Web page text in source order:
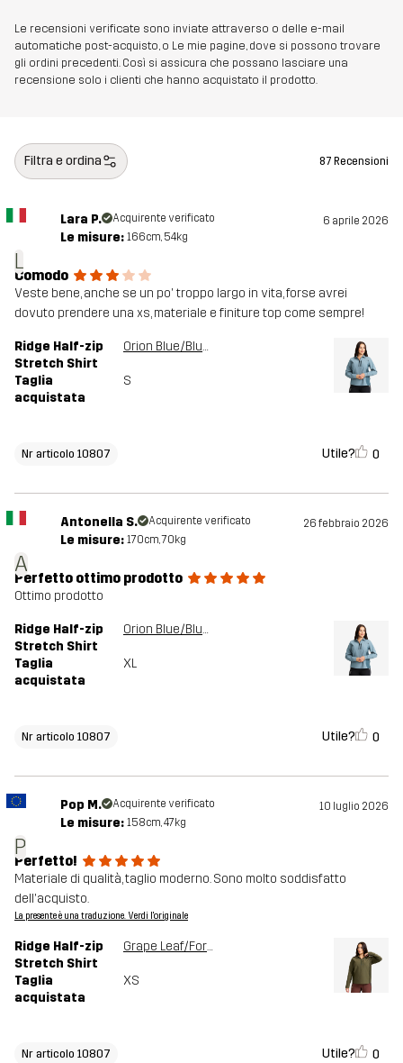
Le recensioni verificate sono inviate attraverso o delle e-mail
automatiche post-acquisto, o Le mie pagine, dove si possono trovare
gli ordini precedenti. Così si assicura che possano lasciare una
recensione solo i clienti che hanno acquistato il prodotto.
Filtra e ordina 87 Recensioni
L
Lara P. Acquirente verificato 6 aprile 2026
Le misure: 166cm, 54kg
Comodo
Veste bene, anche se un po' troppo largo in vita, forse avrei
dovuto prendere una xs, materiale e finiture top come sempre!
Ridge Half-zip
Stretch Shirt
Orion Blue/Blue Mirage
Taglia
acquistata
S
Nr articolo 10807 Utile? 0
A
Antonella S. Acquirente verificato 26 febbraio 2026
Le misure: 170cm, 70kg
Perfetto ottimo prodotto
Ottimo prodotto
Ridge Half-zip
Stretch Shirt
Orion Blue/Blue Mirage
Taglia
acquistata
XL
Nr articolo 10807 Utile? 0
P
Pop M. Acquirente verificato 10 luglio 2026
Le misure: 158cm, 47kg
Perfetto!
Materiale di qualità, taglio moderno. Sono molto soddisfatto
dell'acquisto.
La presente è una traduzione. Verdi l'originale
Ridge Half-zip
Stretch Shirt
Grape Leaf/Forest Night
Taglia
acquistata
XS
Nr articolo 10807 Utile? 0